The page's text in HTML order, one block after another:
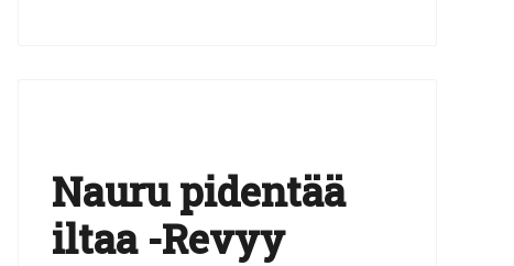
Nauru pidentää
iltaa -Revyy